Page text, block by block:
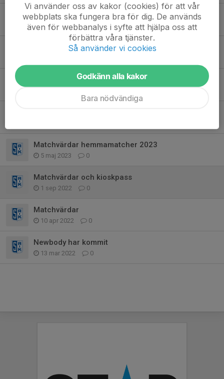
Gratis inträde vid kvällens match
23 jun 2025 0
Matchvärdars uppgift
Matchvärdar hemmamatcher 2025
Matchvärdar hemmamatcher 2023
5 maj 2023 0
Matchvärdar och kioskpass
1 sep 2022 0
Matchvärdar
10 apr 2022 0
Newbody har kommit
13 mar 2022 0
Vi använder oss av kakor (cookies) för att vår
webbplats ska fungera bra för dig. De används
även för webbanalys i syfte att hjälpa oss att
förbättra våra tjänster.
Så använder vi cookies
Godkänn alla kakor
Bara nödvändiga